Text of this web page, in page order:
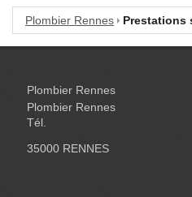
Plombier Rennes Prestations
Plombier Rennes
Plombier Rennes
Tél.
35000 RENNES